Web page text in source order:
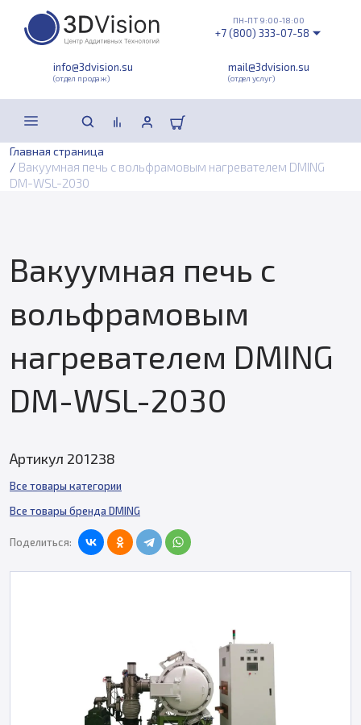
info@3dvision.su
(отдел продаж)
mail@3dvision.su
(отдел услуг)
ПН-ПТ 9:00-18:00
+7 (800) 333-07-58
Главная страница
/ Вакуумная печь с вольфрамовым нагревателем DMING
DM-WSL-2030
Вакуумная печь с
вольфрамовым
нагревателем DMING
DM-WSL-2030
Артикул 201238
Все товары категории
Все товары бренда DMING
Поделиться: